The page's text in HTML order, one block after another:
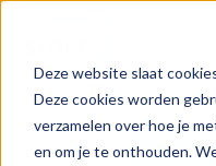
Deze website slaat
Deze cookies worden
verzamelen over hoe je
en om je te onthouden.
Expertise